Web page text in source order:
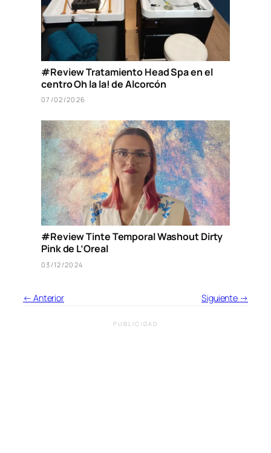
#Review Tratamiento Head Spa en el
centro Oh la la! de Alcorcón
07/02/2026
#Review Tinte Temporal Washout Dirty
Pink de L’Oreal
03/12/2024
← Anterior Siguiente →
PUBLICIDAD